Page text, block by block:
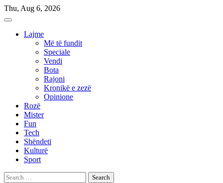
Skip
to
Thu, Aug 6, 2026
Lajme
Më të fundit
Speciale
Vendi
Bota
Rajoni
Kronikë e zezë
Opinione
Rozë
Mister
Fun
Tech
Shëndeti
Kulturë
Sport
Search